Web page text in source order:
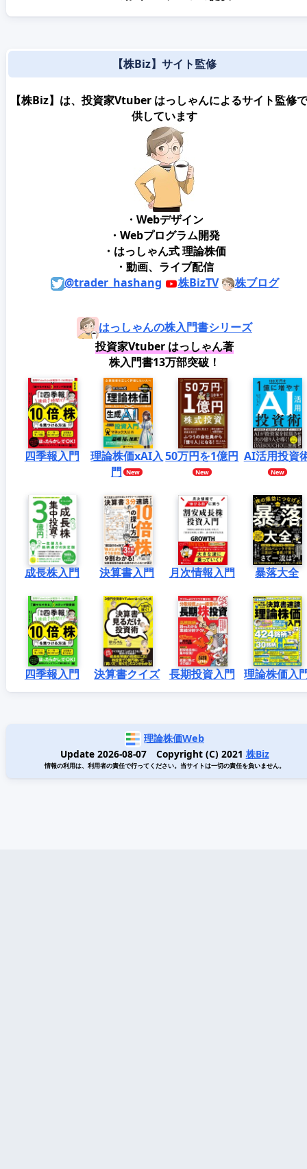
【株Biz】サイト監修
【株Biz】は、投資家Vtuber はっしゃんによるサイト監修
供しています
・Webデザイン
・Webプログラム開発
・はっしゃん式 理論株価
・動画、ライブ配信
@trader_hashang
株BizTV 株ブログ
はっしゃんの株入門書シリーズ
投資家Vtuber はっしゃん著
株入門書13万部突破！
四季報入門
理論株価xAI入
門
50万円を1億円 AI活用投資
成長株入門 決算書入門 月次情報入門 暴落大全
四季報入門 決算書クイズ 長期投資入門 理論株価入
理論株価Web
Update 2026-08-07 Copyright (C) 2021 株Biz
情報の利用は、利用者の責任で行ってください。当サイトは一切の責任を負いません。